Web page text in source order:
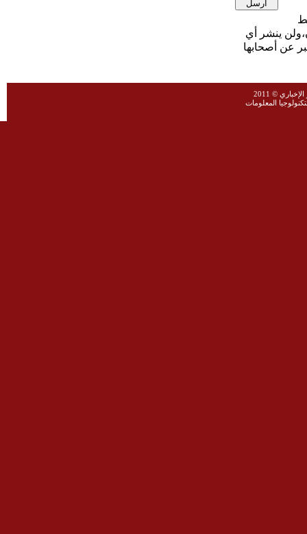
ينشر أي
عن أصحابها
© 2011
المعلومات